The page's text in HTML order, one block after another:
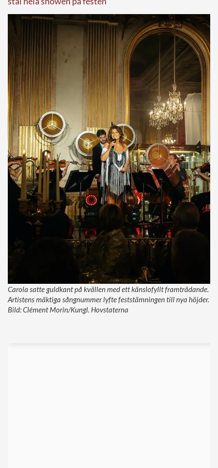
Carola satte guldkant på kvällen med ett känslofyllt framträdande.
Artistens mäktiga sångnummer lyfte feststämningen till nya höjder.
Bild: Clément Morin/Kungl. Hovstaterna